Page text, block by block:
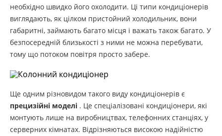
необхідно швидко його охолодити. Ці типи кондиціонерів
виглядають, як цілком пристойний холодильник, вони
габаритні, займають багато місця і важать також багато. У
безпосередній близькості з ними не можна перебувати,
тому що потоком повітря просто забере.
Ще одним різновидом такого виду кондиціонерів є
прецизійні моделі . Це спеціалізовані кондиціонери, які
монтують лише на виробництвах, телефонних станціях, у
серверних кімнатах. Відрізняються високою надійністю